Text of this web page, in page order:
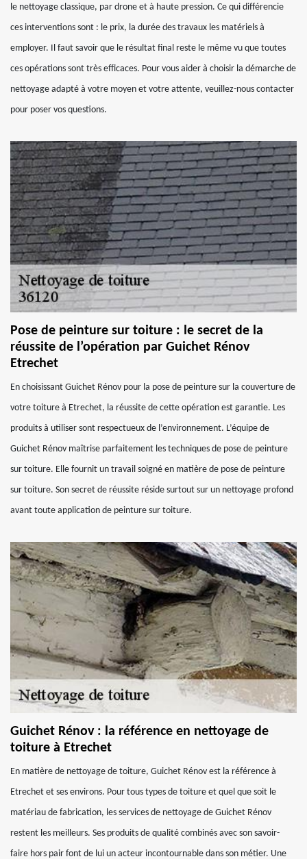
le nettoyage classique, par drone et à haute pression. Ce qui différencie
ces interventions sont : le prix, la durée des travaux les matériels à
employer. Il faut savoir que le résultat final reste le même vu que toutes
ces opérations sont très efficaces. Pour vous aider à choisir la démarche de
nettoyage adapté à votre moyen et votre attente, veuillez-nous contacter
pour poser vos questions.
Pose de peinture sur toiture : le secret de la
réussite de l’opération par Guichet Rénov
Etrechet
En choisissant Guichet Rénov pour la pose de peinture sur la couverture de
votre toiture à Etrechet, la réussite de cette opération est garantie. Les
produits à utiliser sont respectueux de l’environnement. L’équipe de
Guichet Rénov maîtrise parfaitement les techniques de pose de peinture
sur toiture. Elle fournit un travail soigné en matière de pose de peinture
sur toiture. Son secret de réussite réside surtout sur un nettoyage profond
avant toute application de peinture sur toiture.
Guichet Rénov : la référence en nettoyage de
toiture à Etrechet
En matière de nettoyage de toiture, Guichet Rénov est la référence à
Etrechet et ses environs. Pour tous types de toiture et quel que soit le
matériau de fabrication, les services de nettoyage de Guichet Rénov
restent les meilleurs. Ses produits de qualité combinés avec son savoir-
faire hors pair font de lui un acteur incontournable dans son métier. Une